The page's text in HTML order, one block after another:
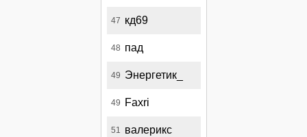
47 кд69
48 пад
49 Энергетик_
49 Faxri
51 валерикс